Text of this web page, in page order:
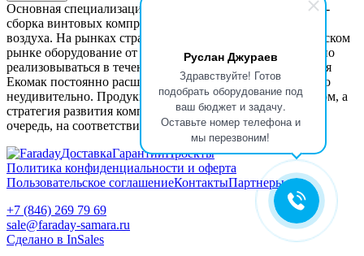
Руслан Джураев
Здравствуйте! Готов
подобрать оборудование под
ваш бюджет и задачу.
Оставьте номер телефона и
мы перезвоним!
Основная специализация турецкой компании EKOMAK -
сборка винтовых компрессоров и осушителей сжатого
воздуха. На рынках стран СНГ и, в частности, на российском
рынке оборудование от Екомак появилось и стало активно
реализовываться в течение последних пяти лет. Компания
Екомак постоянно расширяет сферу своего влияния, и это
неудивительно. Продукция отличается высоким качеством, а
стратегия развития компании ориентирована, в первую
очередь, на соответствие интересам потребителя.
ДоставкаГарантииПроекты
Политика конфиденциальности и оферта
Пользовательское соглашениеКонтактыПартнеры
+7 (846) 269 79 69
sale@faraday-samara.ru
Сделано в InSales